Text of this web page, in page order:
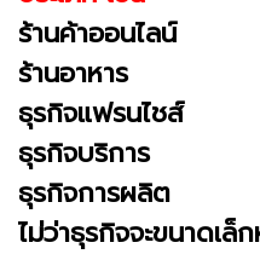
ร้านค้าออนไลน์
ร้านอาหาร
ธุรกิจแฟรนไชส์
ธุรกิจบริการ
ธุรกิจการผลิต
ไม่ว่าธุรกิจจะขนาดเ